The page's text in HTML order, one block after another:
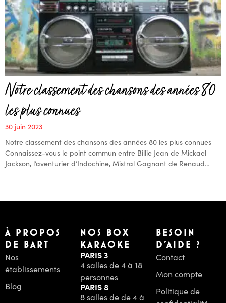
Notre classement des chansons des années 80
les plus connues
30 juin 2023
Notre classement des chansons des années 80 les plus connues
Connaissez-vous le point commun entre Billie Jean de Mickael
Jackson, l’aventurier d’Indochine, Mistral Gagnant de Renaud…
À PROPOS
DE BART
Nos
établissements
Blog
NOS BOX
KARAOKE
PARIS 3
4 salles de 4 à 18
personnes
PARIS 8
8 salles de de 4 à
BESOIN
D'AIDE ?
Contact
Mon compte
Politique de